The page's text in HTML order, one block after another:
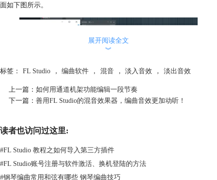
面如下图所示。
鼠标双击开头音波，并且拖动设置开头区域，然后点击顶部工具栏“淡
展开阅读全文
︾
标签： FL Studio ， 编曲软件 ， 混音 ， 淡入音效 ， 淡出音效
上一篇： 如何用通道机架功能编辑一段节奏
下一篇： 善用FL Studio的混音效果器，编曲音效更加动听！
读者也访问过这里:
#FL Studio 教程之如何导入第三方插件
#FL Studio账号注册与软件激活、换机登陆的方法
#钢琴编曲常用和弦有哪些 钢琴编曲技巧